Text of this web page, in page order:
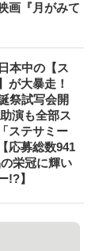
画『月がみて
本中の【ス
が大暴走！
祭試写会開
演も全部ス
ステサミー
応募総数941
栄冠に輝い
!?】